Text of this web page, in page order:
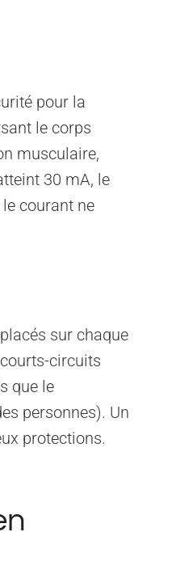
pour la
le corps
musculaire,
30 mA, le
courant ne
sur chaque
circuits
que le
personnes). Un
protections.